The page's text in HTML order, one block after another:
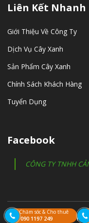
Liên Kết Nhanh
Giới Thiệu Về Công Ty
Dịch Vụ Cây Xanh
Sản Phẩm Cây Xanh
Chính Sách Khách Hàng
Tuyển Dụng
Facebook
CÔNG TY TNHH
Copyright
Chăm sóc & Cho thuê
090 1197 249